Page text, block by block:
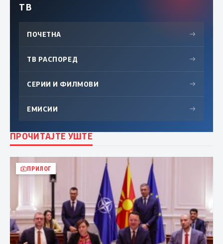
ТВ
ПОЧЕТНА →
ТВ РАСПОРЕД →
СЕРИИ И ФИЛМОВИ →
ЕМИСИИ →
ПРОЧИТАЈТЕ УШТЕ
ПРИЛОГ